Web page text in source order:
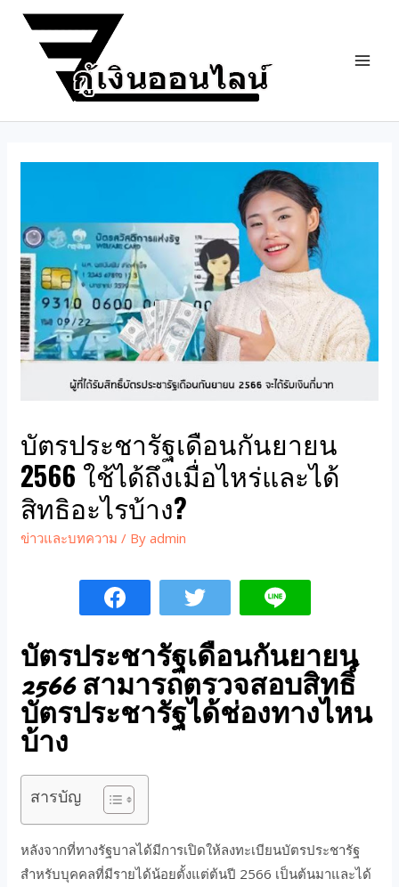
บัตรประชารัฐเดือนกันยายน
2566 ใช้ได้ถึงเมื่อไหร่และได้
สิทธิอะไรบ้าง?
ข่าวและบทความ / Byadmin
บัตรประชารัฐเดือนกันยายน
2566 สามารถตรวจสอบสิทธิ์
บัตรประชารัฐได้ช่องทางไหน
บ้าง
สารบัญ
หลังจากที่ทางรัฐบาลได้มีการเปิดให้ลงทะเบียนบัตรประชารัฐ
สำหรับบุคคลที่มีรายได้น้อยตั้งแต่ต้นปี 2566 เป็นต้นมาและได้